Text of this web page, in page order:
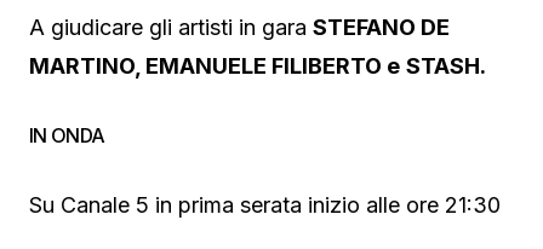
A giudicare gli artisti in gara STEFANO DE
MARTINO, EMANUELE FILIBERTO e STASH.
IN ONDA
Su Canale 5 in prima serata inizio alle ore 21:30